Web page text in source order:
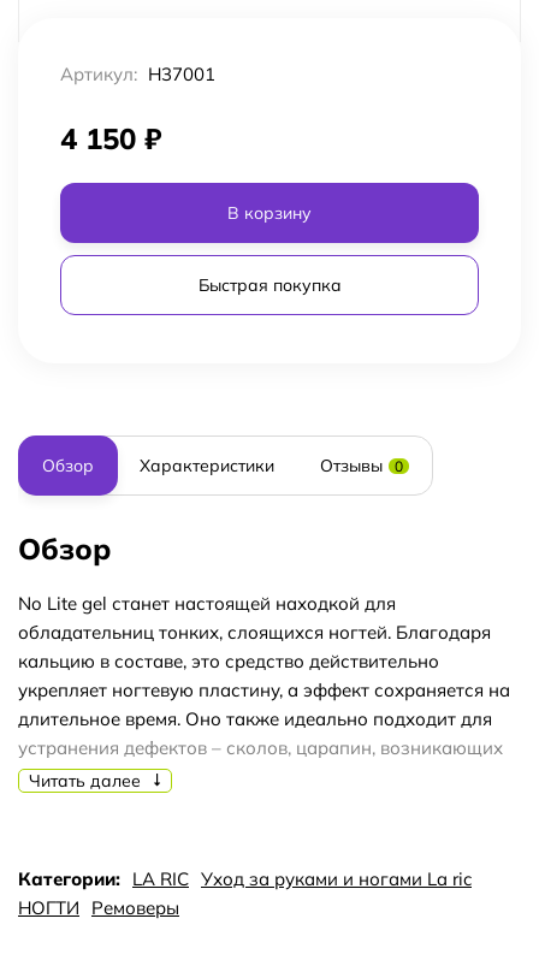
Артикул: H37001
4 150 ₽
В корзину
Быстрая покупка
Обзор Характеристики Отзывы 0
Обзор
No Lite gel станет настоящей находкой для
обладательниц тонких, слоящихся ногтей. Благодаря
кальцию в составе, это средство действительно
укрепляет ногтевую пластину, а эффект сохраняется на
длительное время. Оно также идеально подходит для
устранения дефектов – сколов, царапин, возникающих
после снятия акрилового, гелевого покрытия или
терапия La Ric No Lite gel может быть использована в
качестве базы под классический лак – в этом случае
Читать далее
Категории: LA RIC Уход за руками и ногами La ric
НОГТИ
Ремоверы